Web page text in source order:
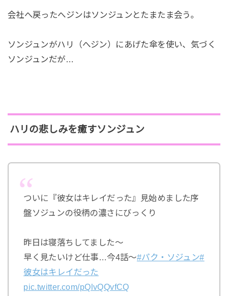
会社へ戻ったへジンはソンジュンとたまたま会う。
ソンジュンがハリ（へジン）にあげた傘を使い、気づく
ソンジュンだが…
ハリの悲しみを癒すソンジュン
ついに『彼女はキレイだった』見始めました序
盤ソジュンの役柄の濃さにびっくり
昨日は寝落ちしてました〜
早く見たいけど仕事…今4話〜#パク・ソジュン#
彼女はキレイだった
pic.twitter.com/pQlvQQvfCQ